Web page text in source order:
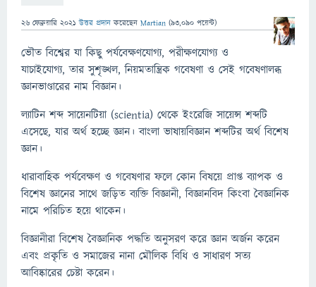
26 ফেব্রুয়ারি 2021 উত্তর প্রদান করেছেন Martian (93,090 পয়েন্ট)
ভৌত বিশ্বের যা কিছু পর্যবেক্ষণযোগ্য, পরীক্ষণযোগ্য ও
যাচাইযোগ্য, তার সুশৃঙ্খল, নিয়মতান্ত্রিক গবেষণা ও সেই গবেষণালব্ধ
জ্ঞানভাণ্ডারের নাম বিজ্ঞান।
ল্যাটিন শব্দ সায়েনটিয়া (scientia) থেকে ইংরেজি সায়েন্স শব্দটি
এসেছে, যার অর্থ হচ্ছে জ্ঞান। বাংলা ভাষায়বিজ্ঞান শব্দটির অর্থ বিশেষ
জ্ঞান।
ধারাবাহিক পর্যবেক্ষণ ও গবেষণার ফলে কোন বিষয়ে প্রাপ্ত ব্যাপক ও
বিশেষ জ্ঞানের সাথে জড়িত ব্যক্তি বিজ্ঞানী, বিজ্ঞানবিদ কিংবা বৈজ্ঞানিক
নামে পরিচিত হয়ে থাকেন।
বিজ্ঞানীরা বিশেষ বৈজ্ঞানিক পদ্ধতি অনুসরণ করে জ্ঞান অর্জন করেন
এবং প্রকৃতি ও সমাজের নানা মৌলিক বিধি ও সাধারণ সত্য
আবিষ্কারের চেষ্টা করেন।